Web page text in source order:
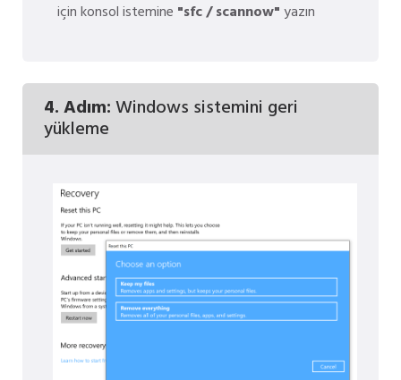
için konsol istemine "sfc / scannow"yazın
4. Adım:Windows sistemini geri
yükleme